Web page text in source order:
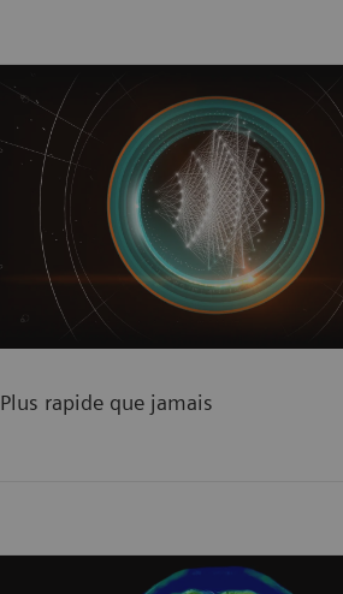
Plus rapide que jamais
Plus rapide que jamais
La reconstruction d’images basée sur
l’apprentissage profond Deep Resolve
augmente la productivité en IRM.
See how